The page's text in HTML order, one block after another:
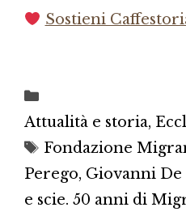
Sostieni
Attualità e storia,
Tag
Fondazione
Perego, Giovanni De
e scie. 50 anni di